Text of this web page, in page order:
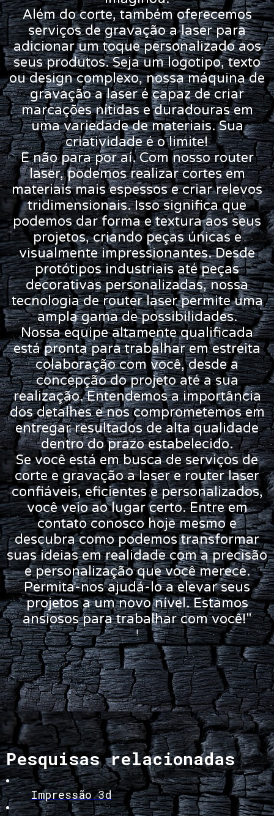
Além do corte, também oferecemos
serviços de gravação a laser para
adicionar um toque personalizado aos
seus produtos. Seja um logotipo, texto
ou design complexo, nossa máquina de
gravação a laser é capaz de criar
marcações nítidas e duradouras em
uma variedade de materiais. Sua
criatividade é o limite!
E não para por aí. Com nosso router
laser, podemos realizar cortes em
materiais mais espessos e criar relevos
tridimensionais. Isso significa que
podemos dar forma e textura aos seus
projetos, criando peças únicas e
visualmente impressionantes. Desde
protótipos industriais até peças
decorativas personalizadas, nossa
tecnologia de router laser permite uma
ampla gama de possibilidades.
Nossa equipe altamente qualificada
está pronta para trabalhar em estreita
colaboração com você, desde a
concepção do projeto até a sua
realização. Entendemos a importância
dos detalhes e nos comprometemos em
entregar resultados de alta qualidade
dentro do prazo estabelecido.
Se você está em busca de serviços de
corte e gravação a laser e router laser
confiáveis, eficientes e personalizados,
você veio ao lugar certo. Entre em
contato conosco hoje mesmo e
descubra como podemos transformar
suas ideias em realidade com a precisão
e personalização que você merece.
Permita-nos ajudá-lo a elevar seus
projetos a um novo nível. Estamos
ansiosos para trabalhar com você!"
!
Pesquisas relacionadas
Impressão 3d